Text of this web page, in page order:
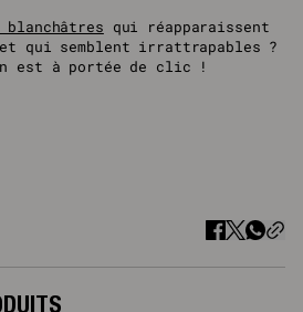
qui réapparaissent
qui semblent irrattrapables ?
est à portée de clic !